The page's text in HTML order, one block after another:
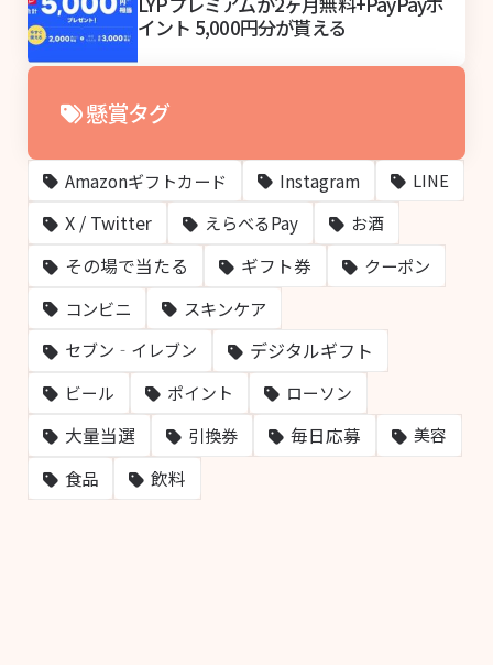
イント 5,000円分が貰える
懸賞タグ
Amazonギフトカード Instagram LINE
X / Twitter えらべるPay お酒
その場で当たる ギフト券
クーポン
コンビニ
スキンケア
セブン‐イレブン デジタルギフト
ビール ポイント ローソン
大量当選 引換券 毎日応募 美容
食品 飲料